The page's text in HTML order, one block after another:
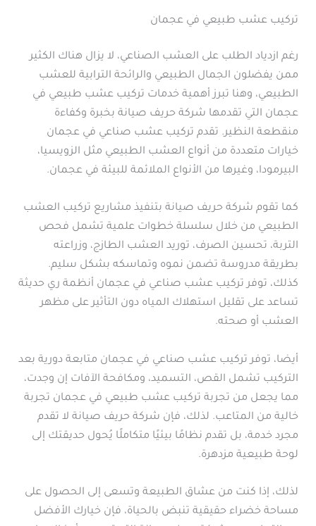
تركيب عشب طبيعي في عجمان
رغم ازدياد الطلب على العشب الصناعي، لا يزال هناك الكثير
ممن يفضلون الجمال الطبيعي والرائحة الترابية للعشب
الطبيعي، وهنا تبرز أهمية خدمات تركيب عشب طبيعي في
عجمان التي تقدمها شركة حريف صيانة بخبرة وكفاءة
منقطعة النظير. تقدم تركيب عشب صناعي في عجمان
خيارات متعددة من أنواع العشب الطبيعي مثل الزويسيا،
البيرمودا، وغيرها من الأنواع الملائمة للبيئة في عجمان.
كما تقوم شركة حريف صيانة بتنفيذ مشاريع تركيب العشب
الطبيعي من خلال سلسلة خطوات علمية تشمل فحص
التربة، تحسين الصرف، توريد العشب الطازج، وزراعته
بطريقة مدروسة تضمن نموه وتماسكه بشكل سليم.
كذلك، توفر تركيب عشب صناعي في عجمان أنظمة ري حديثة
تساعد على تقليل استهلاك المياه دون التأثير على مظهر
العشب أو صحته.
أيضا، توفر تركيب عشب صناعي في عجمان متابعة دورية بعد
التركيب تشمل القص، التسميد، ومكافحة الآفات إن وجدت،
مما يجعل من تجربة تركيب عشب طبيعي في عجمان تجربة
خالية من المتاعب. لذلك، فإن شركة حريف صيانة لا تقدم
مجرد خدمة، بل تقدم نظامًا بيئيًا متكاملًا يُحول حديقتك إلى
لوحة طبيعية مزدهرة.
لذلك، إذا كنت من عشاق الطبيعة وتسعى إلى الحصول على
مساحة خضراء حقيقية تنبض بالحياة، فإن خيارك الأفضل